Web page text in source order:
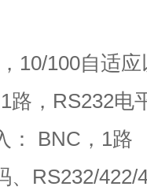
10/100自适
1路， RS232电
： BNC ， 1路
、 RS232/422/